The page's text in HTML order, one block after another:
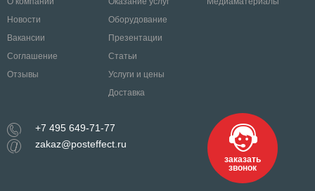
Новости
Вакансии
Соглашение
Отзывы
Оборудование
Презентации
Статьи
Услуги и цены
Доставка
+7 495 649-71-77
zakaz@posteffect.ru
заказать
звонок